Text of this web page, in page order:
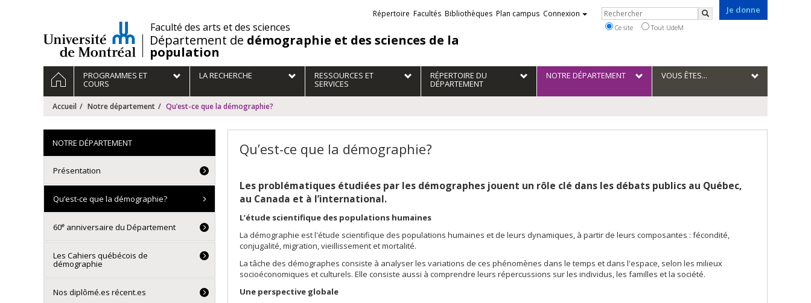
/Faculté des arts et des sciences
Département de démographie et des sciences de la
population
Je donne
Liens
externes
Répertoire Facultés Bibliothèques Plan campus Connexion Rechercher
Rechercher
Ce site Tout UdeM
Navigation
principale
ACCUEILPROGRAMMES ET
COURS
LA RECHERCHE RESSOURCES ET
SERVICES
RÉPERTOIRE DU
DÉPARTEMENT
NOTRE DÉPARTEMENT VOUS ÊTES...
Accueil Notre département Qu’est-ce que la démographie?
Qu’est-ce que la démographie?
Les problématiques étudiées par les démographes jouent un rôle clé dans les débats publics au Québec,
au Canada et à l’international.
L’étude scientifique des populations humaines
La démographie est l'étude scientifique des populations humaines et de leurs dynamiques, à partir de leurs composantes : fécondité,
conjugalité, migration, vieillissement et mortalité.
La tâche des démographes consiste à analyser les variations de ces phénomènes dans le temps et dans l'espace, selon les milieux
socioéconomiques et culturels. Elle consiste aussi à comprendre leurs répercussions sur les individus, les familles et la société.
Une perspective globale
NOTRE DÉPARTEMENT
Présentation
Qu’est-ce que la démographie?
60e anniversaire du Département
Les Cahiers québécois de
démographie
Nos diplômé.es récent.es